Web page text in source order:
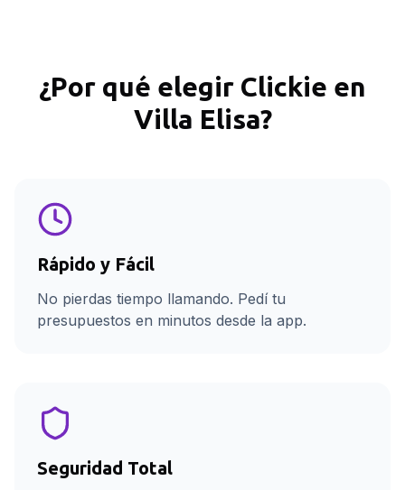
¿Por qué elegir Clickie en
Villa Elisa?
Rápido y Fácil
No pierdas tiempo llamando. Pedí tu
presupuestos en minutos desde la app.
Seguridad Total